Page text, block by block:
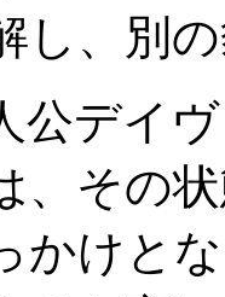
し、別
公デイ
、その
かけと